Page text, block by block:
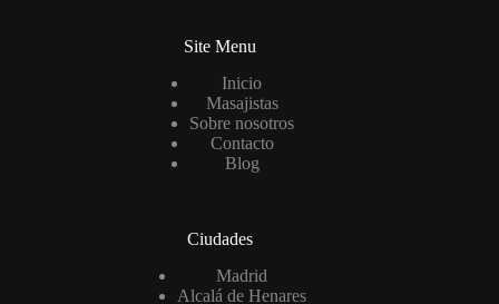
Site Menu
Inicio
Masajistas
Sobre nosotros
Contacto
Blog
Ciudades
Madrid
Alcalá de Henares